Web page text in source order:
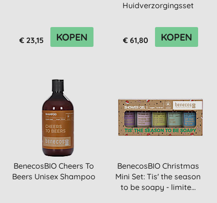
€ 23,15 KOPEN
Huidverzorgingsset
€ 61,80 KOPEN
BenecosBIO Cheers To
Beers Unisex Shampoo
BenecosBIO Christmas
Mini Set: Tis' the season
to be soapy - limite...